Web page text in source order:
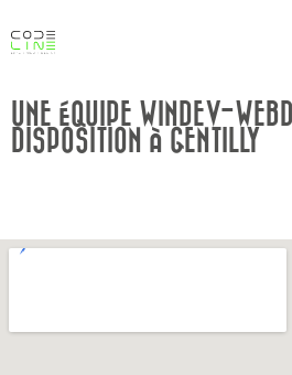
UNE ÉQUIPE WINDEV-
DISPOSITION À GENTILLY